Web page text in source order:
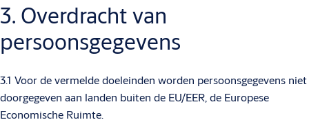
3. Overdracht van
persoonsgegevens
3.1 Voor de vermelde doeleinden worden persoonsgegevens niet
doorgegeven aan landen buiten de EU/EER, de Europese
Economische Ruimte.